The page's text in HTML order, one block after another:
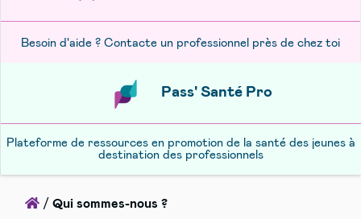
Besoin d'aide ? Contacte un professionnel près de chez toi
Pass' Santé Pro
Plateforme de ressources en promotion de la santé des jeunes à
destination des professionnels
Accueil
/ Qui sommes-nous ?